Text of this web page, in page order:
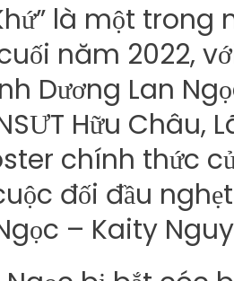
là một
năm 2022,
Dương Lan
Hữu Châu,
chính thức
đối đầu
– Kaity